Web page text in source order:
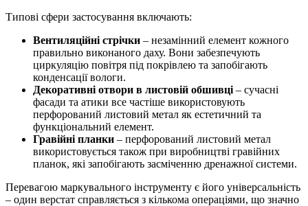
Типові сфери застосування включають:
Вентиляційні стрічки – незамінний елемент кожного
правильно виконаного даху. Вони забезпечують
циркуляцію повітря під покрівлею та запобігають
конденсації вологи.
Декоративні отвори в листовій обшивці – сучасні
фасади та атики все частіше використовують
перфорований листовий метал як естетичний та
функціональний елемент.
Гравійні планки – перфорований листовий метал
використовується також при виробництві гравійних
планок, які запобігають засміченню дренажної системи.
Перевагою маркувального інструменту є його універсальність
– один верстат справляється з кількома операціями, що значно